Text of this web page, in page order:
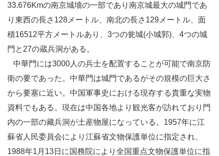
33.676Kmの南京城墻の一部であり南京城最大の城門であ
り東西の長さ128メートル、南北の長さ129メートル、面
積16512平方メートルあり、3つの瓮城(小城郭)、4つの城
門と27の蔵兵洞がある。
中華門には3000人の兵士を配置することが可能で南京防
衛の要であった。中華門は城門であるがその規模の巨大さ
から要塞に近い。中国軍事史における現存する貴重な実物
資料でもある。現在は中国各地より観光客が訪れており門
内の一部の藏兵洞が土産物屋になっている。1957年に江
蘇省人民委員会により江蘇省文物保護単位に指定され、
1988年1月13日に国務院により全国重点文物保護単位に指